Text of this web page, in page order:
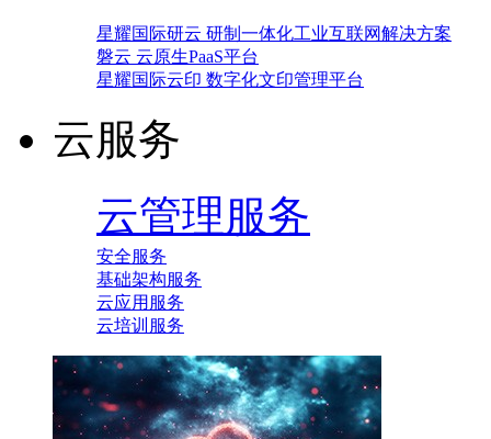
星耀国际研云 研制一体化工业互联网解决方案
磐云 云原生PaaS平台
星耀国际云印 数字化文印管理平台
云服务
云管理服务
安全服务
基础架构服务
云应用服务
云培训服务